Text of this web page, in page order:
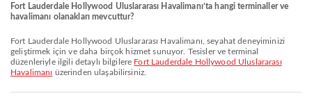
Fort Lauderdale Hollywood Uluslararası Havalimanı’ta hangi terminaller ve
havalimanı olanakları mevcuttur?
Fort Lauderdale Hollywood Uluslararası Havalimanı, seyahat deneyiminizi
geliştirmek için ve daha birçok hizmet sunuyor. Tesisler ve terminal
düzenleriyle ilgili detaylı bilgilere Fort Lauderdale Hollywood Uluslararası
Havalimanı üzerinden ulaşabilirsiniz.